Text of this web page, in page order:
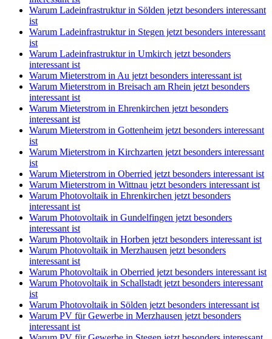
Warum Ladeinfrastruktur in Sölden jetzt besonders interessant
ist
Warum Ladeinfrastruktur in Stegen jetzt besonders interessant
ist
Warum Ladeinfrastruktur in Umkirch jetzt besonders
interessant ist
Warum Mieterstrom in Au jetzt besonders interessant ist
Warum Mieterstrom in Breisach am Rhein jetzt besonders
interessant ist
Warum Mieterstrom in Ehrenkirchen jetzt besonders
interessant ist
Warum Mieterstrom in Gottenheim jetzt besonders interessant
ist
Warum Mieterstrom in Kirchzarten jetzt besonders interessant
ist
Warum Mieterstrom in Oberried jetzt besonders interessant ist
Warum Mieterstrom in Wittnau jetzt besonders interessant ist
Warum Photovoltaik in Ehrenkirchen jetzt besonders
interessant ist
Warum Photovoltaik in Gundelfingen jetzt besonders
interessant ist
Warum Photovoltaik in Horben jetzt besonders interessant ist
Warum Photovoltaik in Merzhausen jetzt besonders
interessant ist
Warum Photovoltaik in Oberried jetzt besonders interessant ist
Warum Photovoltaik in Schallstadt jetzt besonders interessant
ist
Warum Photovoltaik in Sölden jetzt besonders interessant ist
Warum PV für Gewerbe in Merzhausen jetzt besonders
interessant ist